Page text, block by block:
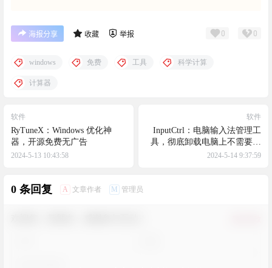
海报分享 收藏 举报 0 0
windows 免费 工具 科学计算
计算器
软件
RyTuneX：Windows 优化神
器，开源免费无广告
2024-5-13 10:43:58
软件
InputCtrl：电脑输入法管理工
具，彻底卸载电脑上不需要的
输入法
2024-5-14 9:37:59
0 条回复 A 文章作者 M 管理员